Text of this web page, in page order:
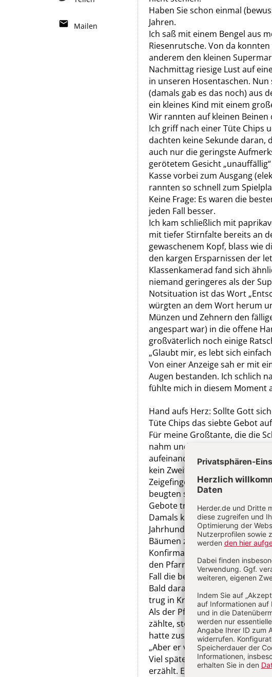
Haben Sie schon einmal
Jahren.
Ich saß mit einem Bengel aus
Riesenrutsche. Von da
anderem den kleinen
Nachmittag riesige Lust auf
in unseren Hosentaschen. Nun
(damals gab es das noch) aus
ein kleines Kind mit einem
Wir rannten auf kleinen
Ich griff nach einer Tüte Chips
dachten keine Sekunde daran,
auch nur die geringste
gerötetem Gesicht
Kasse vorbei zum Ausgang
rannten so schnell zum
Keine Frage: Es waren die
jeden Fall besser.
Ich kam schließlich mit
mit tiefer Stirnfalte bereits an
gewaschenem Kopf, blass wie
den kargen Ersparnissen der
Klassenkamerad fand sich
niemand geringeres als der
Notsituation ist das Wort
würgten an dem Wort herum
Münzen und Zehnern den
angespart war) in die offene
großväterlich noch einige
„Glaubt mir, es lebt sich
Von einer Anzeige sah er mit
Augen bestanden. Ich schlich
fühlte mich in diesem Moment
Hand aufs Herz: Sollte Gott
Tüte Chips das siebte Gebot
Für meine Großtante, die die
nahm und die ich mit ihrem
aufeinandergepressten Lippen
kein Zweifel. Ich habe
Zeigefinger vor mir stand und
beugten sich da unbarmherzig
Gebote trugen dann auch eine
Damals kannte ich den Witz
Jahrhunderts jeden Morgen
Bäumen zu zählen und zu
Konfirmanden, die mit
den Pfarrgarten kletterten und
Fall die besten im Ort sein
Bald darauf kamen sie wieder
trug in Kreide die Handschrift
Als der Pfarrer am nächsten
zählte, stellte er nicht nur
hatte zusätzlich jemand mit
„Aber er verrät uns nicht!“
Viel später, die Großtante lag
erzählt. Eine Amsel in der Nähe
Mailen